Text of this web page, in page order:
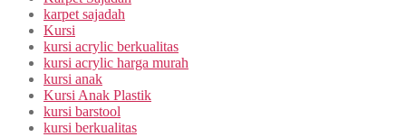
karpet sajadah
Kursi
kursi acrylic berkualitas
kursi acrylic harga murah
kursi anak
Kursi Anak Plastik
kursi barstool
kursi berkualitas